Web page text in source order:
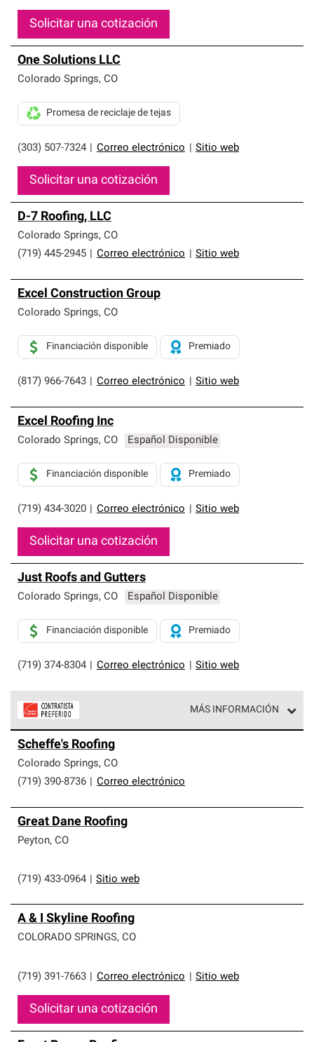
Solicitar una cotización
One Solutions LLC
Colorado Springs, CO
(303) 507-7324 Correo electrónico Sitio web
Promesa de reciclaje de tejas
Solicitar una cotización
D-7 Roofing, LLC
Colorado Springs, CO
(719) 445-2945
Correo electrónico Sitio web
Excel Construction Group
Colorado Springs, CO
(817) 966-7643 Correo electrónico Sitio web
Financiación disponible Premiado
Excel Roofing Inc
Colorado Springs, CO Español Disponible
(719) 434-3020 Correo electrónico Sitio web
Financiación disponible Premiado
Solicitar una cotización
Just Roofs and Gutters
Colorado Springs, CO Español Disponible
(719) 374-8304 Correo electrónico Sitio web
Financiación disponible Premiado
MÁS INFORMACIÓN
parte de una red exclusiva de profesionales de techos
que cumplen con altos estándares y requisitos estrictos
de profesionalismo y confiabilidad.
Scheffe's Roofing
Colorado Springs, CO
(719) 390-8736
Correo electrónico
Great Dane Roofing
Peyton, CO
(719) 433-0964 Sitio web
A & I Skyline Roofing
COLORADO SPRINGS, CO
(719) 391-7663 Correo electrónico Sitio web
Solicitar una cotización